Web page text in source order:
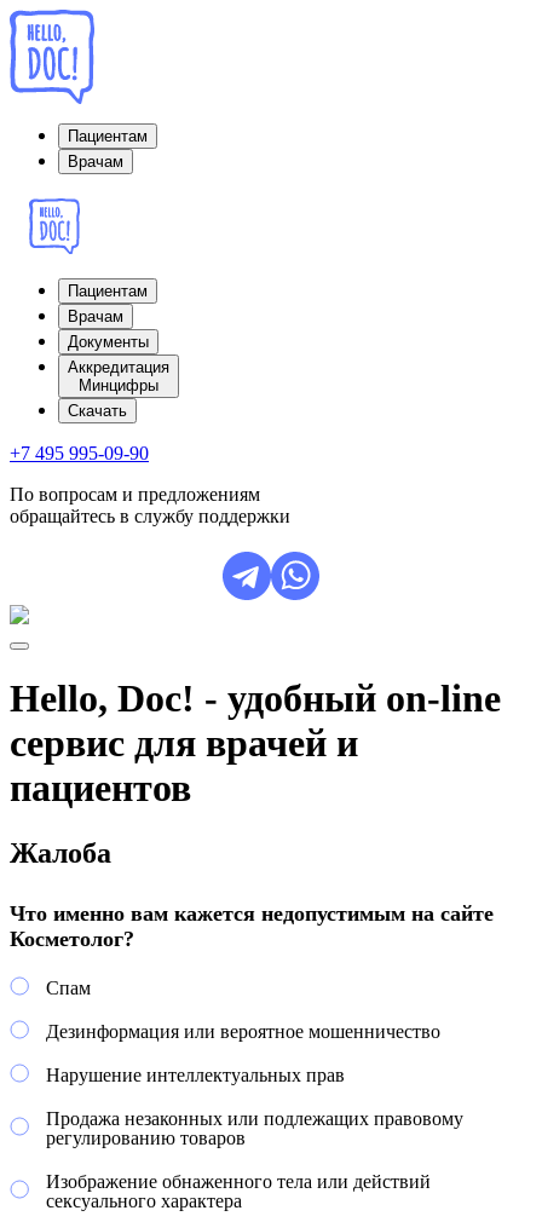
Пациентам
Врачам
Пациентам
Врачам
Документы
Аккредитация
Минцифры
Cкачать
+7 495 995-09-90
По вопросам и предложениям
обращайтесь в службу поддержки
Hello, Doc! - удобный on-line
сервис для врачей и
пациентов
Жалоба
Что именно вам кажется недопустимым на сайте
Косметолог?
Спам
Дезинформация или вероятное мошенничество
Нарушение интеллектуальных прав
Продажа незаконных или подлежащих правовому
регулированию товаров
Изображение обнаженного тела или действий
сексуального характера